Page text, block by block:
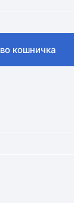
кошничка